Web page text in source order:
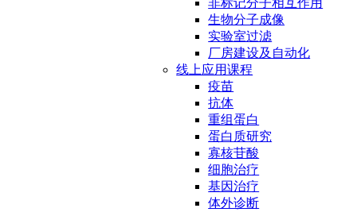
非标记分子相互作用
生物分子成像
实验室过滤
厂房建设及自动化
线上应用课程
疫苗
抗体
重组蛋白
蛋白质研究
寡核苷酸
细胞治疗
基因治疗
体外诊断